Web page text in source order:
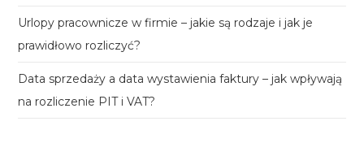
Urlopy pracownicze w firmie – jakie są rodzaje i jak je
prawidłowo rozliczyć?
Data sprzedaży a data wystawienia faktury – jak wpływają
na rozliczenie PIT i VAT?